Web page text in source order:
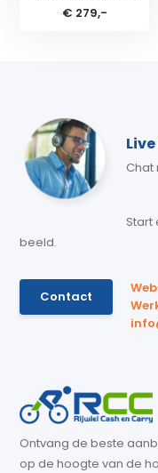
€ 279,-
Chat
Start
beeld.
Contact
Ontvang de beste
op de hoogte van de